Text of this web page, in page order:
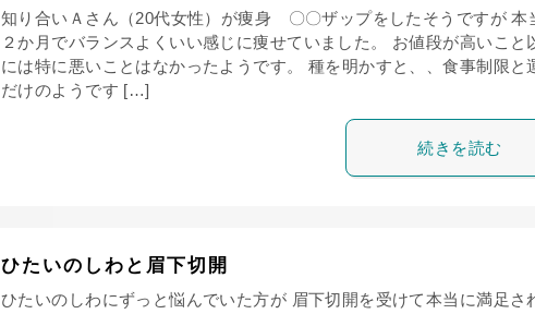
知り合いＡさん（20代女性）が痩身 〇〇ザップをしたそうですが 本
２か月でバランスよくいい感じに痩せていました。 お値段が高いこと
には特に悪いことはなかったようです。 種を明かすと、、食事制限と
だけのようです […]
続きを読む
ひたいのしわと眉下切開
ひたいのしわにずっと悩んでいた方が 眉下切開を受けて本当に満足さ